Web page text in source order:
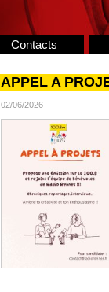
Contacts
APPEL A
02/06/2026